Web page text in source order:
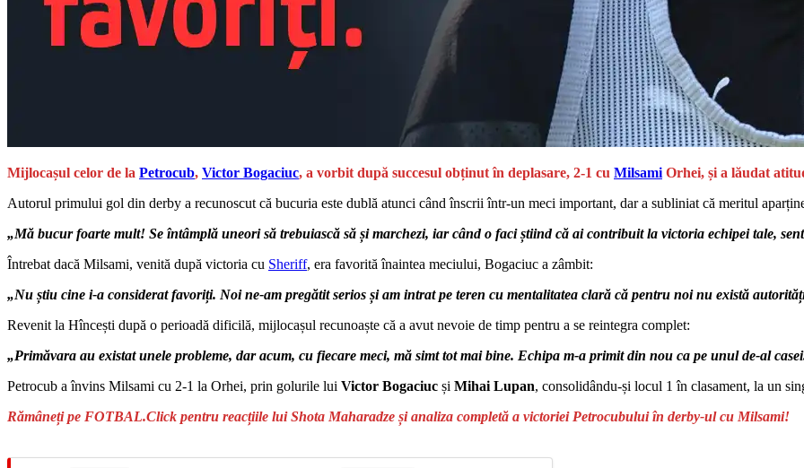
Mijlocașul celor de la Petrocub, Victor Bogaciuc, a vorbit după succesul obținut în deplasare, 2-1 cu Milsami Orhei, și a lăudat
Autorul primului gol din derby a recunoscut că bucuria este dublă atunci când înscrii într-un meci important, dar a subliniat că meritul
„Mă bucur foarte mult! Se întâmplă uneori să trebuiască să și marchezi, iar când o faci știind că ai contribuit la victoria echipei tale,
Întrebat dacă Milsami, venită după victoria cu Sheriff, era favorită înaintea meciului, Bogaciuc a zâmbit:
„Nu știu cine i-a considerat favoriți. Noi ne-am pregătit serios și am intrat pe teren cu mentalitatea clară că pentru noi nu există
Revenit la Hîncești după o perioadă dificilă, mijlocașul recunoaște că a avut nevoie de timp pentru a se reintegra complet:
„Primăvara au existat unele probleme, dar acum, cu fiecare meci, mă simt tot mai bine. Echipa m-a primit din nou ca pe unul de-al
Petrocub a învins Milsami cu 2-1 la Orhei, prin golurile lui Victor Bogaciuc și Mihai Lupan, consolidându-și locul 1 în clasament, la un
Rămâneți pe FOTBAL.Click pentru reacțiile lui Shota Maharadze și analiza completă a victoriei Petrocubului în derby-ul cu Milsami!